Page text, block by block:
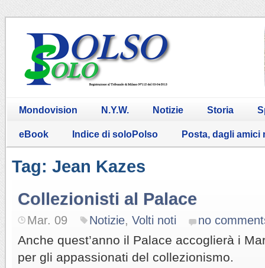
Mondovision N.Y.W. Notizie Storia
eBook Indice di soloPolso Posta, dagli amici
Tag: Jean Kazes
Collezionisti al Palace
Mar. 09 Notizie, Volti noti no
Anche quest’anno il Palace accoglierà i
per gli appassionati del collezionismo.